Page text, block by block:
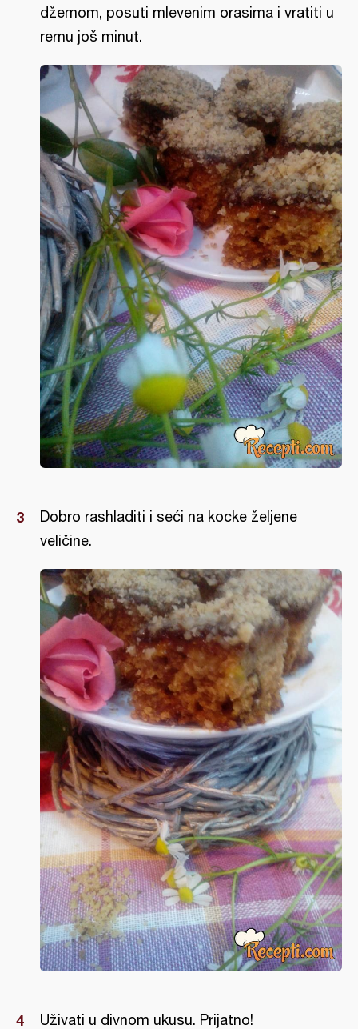
džemom, posuti mlevenim orasima i vratiti u
rernu još minut.
Dobro rashladiti i seći na kocke željene
veličine.
Uživati u divnom ukusu. Prijatno!